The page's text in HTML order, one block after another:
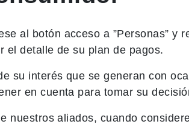
al botón acceso a ”Personas” y
el detalle de su plan de pagos.
su interés que se generan con
en cuenta para tomar su
nuestros aliados, cuando